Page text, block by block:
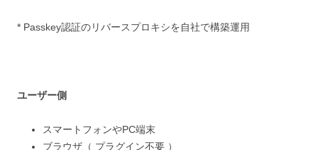
* Passkey認証のリバースプロキシを自社で構築運用
ユーザー側
スマートフォンやPC端末
ブラウザ（ プラグイン不要 ）